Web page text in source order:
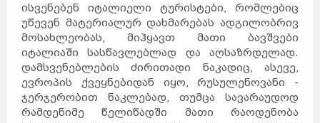
ისვენებენ იტალიელი ტურისტები, რომლებიც
უწევენ მატერიალურ დახმარებას ადგილობრივ
მოსახლეობას, მიჰყავთ მათი ბავშვები
იტალიაში სასწავლებლად და აღსაზრდელად.
დამსვენებლების ძირითადი ნაკადიც, ასევე,
ევროპის ქვეყნებიდან იყო, რუსულენოვანი -
ჯერჯერობით ნაკლებად, თუმცა სავარაუდოდ
რამდენიმე წელიწადში მათი რაოდენობა